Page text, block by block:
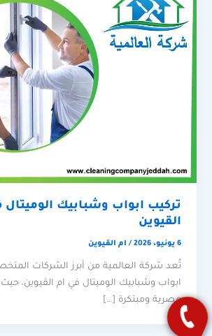
تركيب ابواب وشبابيك الوميتال
القيوين
6 يونيو، 2026 / ام القيوين
تُعد شركة العالمية من أبرز الشركات
ابواب وشبابيك الوميتال في ام القيوين، حيث
عصرية ومبتكرة […]